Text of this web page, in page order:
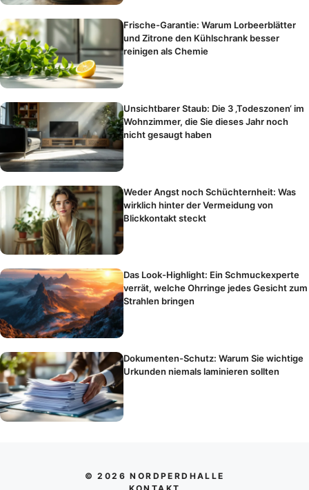
Frische-Garantie: Warum Lorbeerblätter
und Zitrone den Kühlschrank besser
reinigen als Chemie
Unsichtbarer Staub: Die 3 ‚Todeszonen‘ im
Wohnzimmer, die Sie dieses Jahr noch
nicht gesaugt haben
Weder Angst noch Schüchternheit: Was
wirklich hinter der Vermeidung von
Blickkontakt steckt
Das Look-Highlight: Ein Schmuckexperte
verrät, welche Ohrringe jedes Gesicht zum
Strahlen bringen
Dokumenten-Schutz: Warum Sie wichtige
Urkunden niemals laminieren sollten
© 2026 NORDPERDHALLE